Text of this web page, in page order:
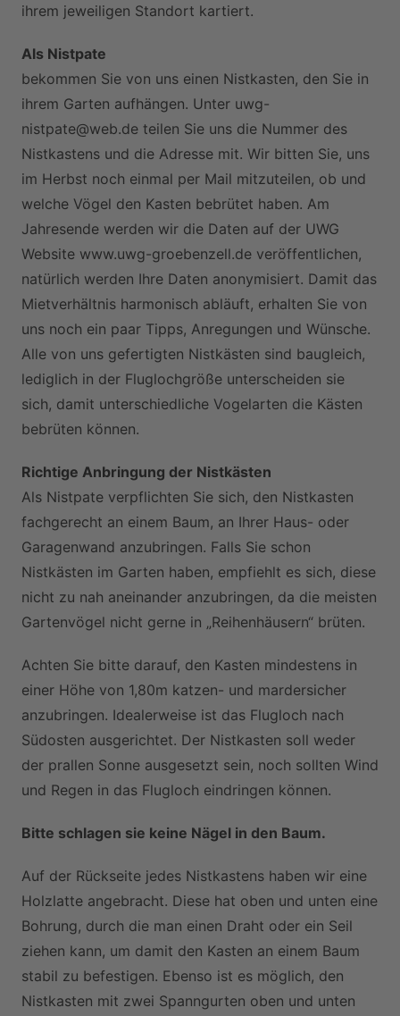
ihrem jeweiligen Standort kartiert.
Als Nistpate
bekommen Sie von uns einen Nistkasten, den Sie in
ihrem Garten aufhängen. Unter uwg-
nistpate@web.de teilen Sie uns die Nummer des
Nistkastens und die Adresse mit. Wir bitten Sie, uns
im Herbst noch einmal per Mail mitzuteilen, ob und
welche Vögel den Kasten bebrütet haben. Am
Jahresende werden wir die Daten auf der UWG
Website www.uwg-groebenzell.de veröffentlichen,
natürlich werden Ihre Daten anonymisiert. Damit das
Mietverhältnis harmonisch abläuft, erhalten Sie von
uns noch ein paar Tipps, Anregungen und Wünsche.
Alle von uns gefertigten Nistkästen sind baugleich,
lediglich in der Fluglochgröße unterscheiden sie
sich, damit unterschiedliche Vogelarten die Kästen
bebrüten können.
Richtige Anbringung der Nistkästen
Als Nistpate verpflichten Sie sich, den Nistkasten
fachgerecht an einem Baum, an Ihrer Haus- oder
Garagenwand anzubringen. Falls Sie schon
Nistkästen im Garten haben, empfiehlt es sich, diese
nicht zu nah aneinander anzubringen, da die meisten
Gartenvögel nicht gerne in „Reihenhäusern“ brüten.
Achten Sie bitte darauf, den Kasten mindestens in
einer Höhe von 1,80m katzen- und mardersicher
anzubringen. Idealerweise ist das Flugloch nach
Südosten ausgerichtet. Der Nistkasten soll weder
der prallen Sonne ausgesetzt sein, noch sollten Wind
und Regen in das Flugloch eindringen können.
Bitte schlagen sie keine Nägel in den Baum.
Auf der Rückseite jedes Nistkastens haben wir eine
Holzlatte angebracht. Diese hat oben und unten eine
Bohrung, durch die man einen Draht oder ein Seil
ziehen kann, um damit den Kasten an einem Baum
stabil zu befestigen. Ebenso ist es möglich, den
Nistkasten mit zwei Spanngurten oben und unten